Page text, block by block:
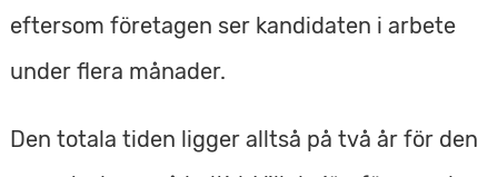
eftersom företagen ser kandidaten i arbete
under flera månader.
Den totala tiden ligger alltså på två år för den